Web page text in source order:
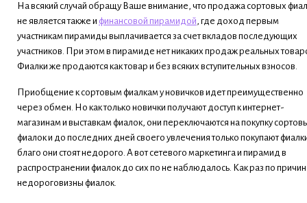
На всякий случай обращу Ваше внимание, что продажа сортовых
не является также и финансовой пирамидой, где доход первым
участникам пирамиды выплачивается за счет вкладов последующих
участников. При этом в пирамиде нет никаких продаж реальных
Фиалки же продаются как товар и без всяких вступительных взносов.
Приобщение к сортовым фиалкам у новичков идет преимущественно
через обмен. Но как только новички получают доступ к интернет-
магазинам и выставкам фиалок, они переключаются на покупку
фиалок и до последних дней своего увлечения только покупают
благо они стоят недорого. А вот сетевого маркетинга и пирамид в
распространении фиалок до сих по не наблюдалось. Как раз по
недороговизны фиалок.